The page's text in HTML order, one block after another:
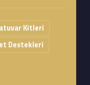
Kitleri
Destekleri